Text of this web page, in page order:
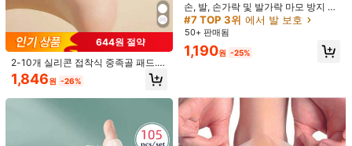
South Korea
무료 배송
예상 배송:2-5 영업일
안전한 결제 · 개인정보 보호
644원 절약
2-10개 실리콘 접착식 중족골 패드.
미끄럼 방지 앞발 쿠션, 편안한 하이힐
깔창, 앞발 패드, 남성 및 여성을 위한
1,846원 -26%
손, 발, 손가락 및 발가락 마모 방지 보
호 장비 - 남성과 여성 모두를 위한 통
기성 있는 선택. 이 보호 장비는 부드
러운 실리콘 소재로 제작되었으며 미
세한 통기 구멍이 있어 통기성과 편안
함뿐만 아니라 안정적인 미끄럼 방지
하며 운동 중 마찰에 저항하는 이상적
인 선택입니다. 이 실용적인 가정용 보
호 세트는 복잡한 설치 단계가 필요 없
으며 세척이 쉽고 완전히 재사용 가능
합니다.
#7 TOP 3위 에서 발 보호
50+ 판매됨
1,190원 -25%